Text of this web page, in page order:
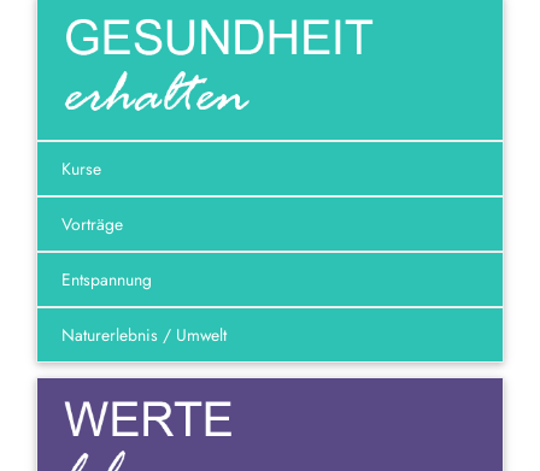
Kurse
Vorträge
Entspannung
Naturerlebnis / Umwelt